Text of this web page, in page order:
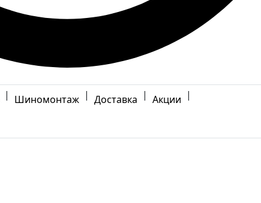
| Шиномонтаж | Доставка | Акции |